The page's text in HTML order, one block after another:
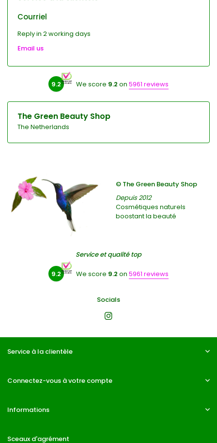
Courriel
Reply in 2 working days
Email us
9.2 We score 9.2 on 5961 reviews
The Green Beauty Shop
The Netherlands
© The Green Beauty Shop
Depuis 2012
Cosmétiques naturels
boostant la beauté
Service et qualité top
9.2 We score 9.2 on 5961 reviews
Socials
Service à la clientèle
Connectez-vous à votre compte
Informations
Sceaux d'agrément